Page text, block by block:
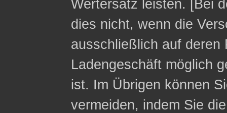
Wertersatz leisten. [Bei
dies nicht, wenn die
ausschließlich auf deren
Ladengeschäft möglich
ist. Im Übrigen können
vermeiden, indem Sie